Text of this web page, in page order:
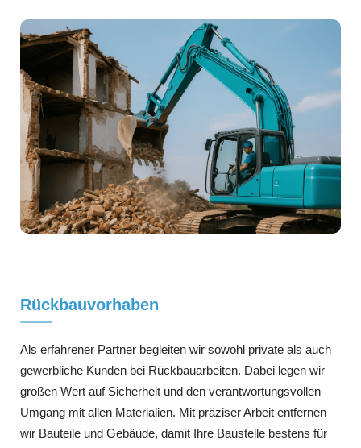
Rückbauvorhaben
Als erfahrener Partner begleiten wir sowohl private als auch
gewerbliche Kunden bei Rückbauarbeiten. Dabei legen wir
großen Wert auf Sicherheit und den verantwortungsvollen
Umgang mit allen Materialien. Mit präziser Arbeit entfernen
wir Bauteile und Gebäude, damit Ihre Baustelle bestens für